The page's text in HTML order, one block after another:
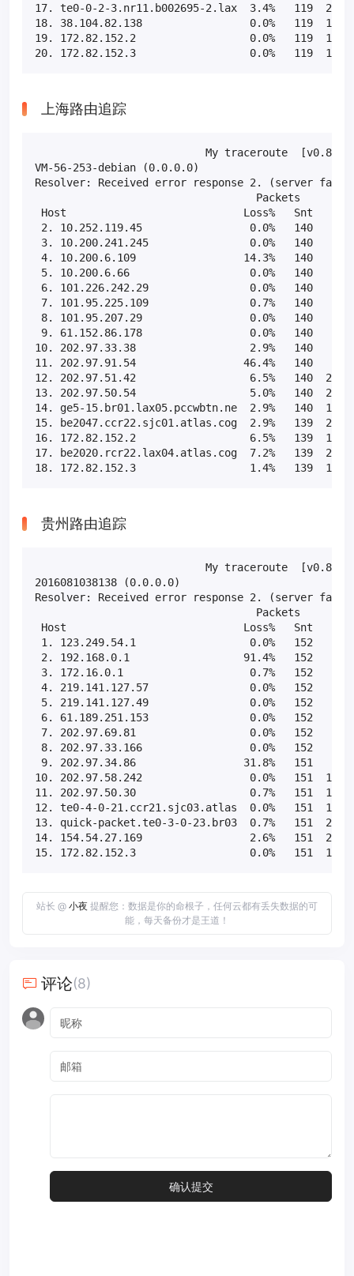
17. te0-0-2-3.nr11.b002695-2.lax  3.4%   119
18. 38.104.82.138                 0.0%   119
19. 172.82.152.2                  0.0%   119  176.4
20. 172.82.152.3                  0.0%   119  187.9
上海路由追踪
                           My traceroute  [v0.85]
VM-56-253-debian (0.0.0.0)
Resolver: Received error response 2. (server
Packets
Host                            Loss%   Snt   Last
2. 10.252.119.45                 0.0%   140
3. 10.200.241.245                0.0%   140
4. 10.200.6.109                 14.3%   140
5. 10.200.6.66                   0.0%   140
6. 101.226.242.29                0.0%   140
7. 101.95.225.109                0.7%   140
8. 101.95.207.29                 0.0%   140
9. 61.152.86.178                 0.0%   140
10. 202.97.33.38                  2.9%   140
11. 202.97.91.54                 46.4%   140
12. 202.97.51.42                  6.5%   140  216.3
13. 202.97.50.54                  5.0%   140  230.4
14. ge5-15.br01.lax05.pccwbtn.ne  2.9%   140
15. be2047.ccr22.sjc01.atlas.cog  2.9%   139
16. 172.82.152.2                  6.5%   139  196.5
17. be2020.rcr22.lax04.atlas.cog  7.2%   139
18. 172.82.152.3                  1.4%   139  197.2
贵州路由追踪
                           My traceroute  [v0.82]
2016081038138 (0.0.0.0)
Resolver: Received error response 2. (server
Packets
Host                            Loss%   Snt   Last
1. 123.249.54.1                  0.0%   152
2. 192.168.0.1                  91.4%   152    2.8
3. 172.16.0.1                    0.7%   152    1.1
4. 219.141.127.57                0.0%   152
5. 219.141.127.49                0.0%   152
6. 61.189.251.153                0.0%   152
7. 202.97.69.81                  0.0%   152
8. 202.97.33.166                 0.0%   152
9. 202.97.34.86                 31.8%   151
10. 202.97.58.242                 0.0%   151
11. 202.97.50.30                  0.7%   151  197.7
12. te0-4-0-21.ccr21.sjc03.atlas  0.0%   151
13. quick-packet.te0-3-0-23.br03  0.7%   151
14. 154.54.27.169                 2.6%   151
15. 172.82.152.3                  0.0%   151  199.1
站长 @ 小夜 提醒您：数据是你的命根子，任何云都有丢失数据的可
能，每天备份才是王道！
评论(8)